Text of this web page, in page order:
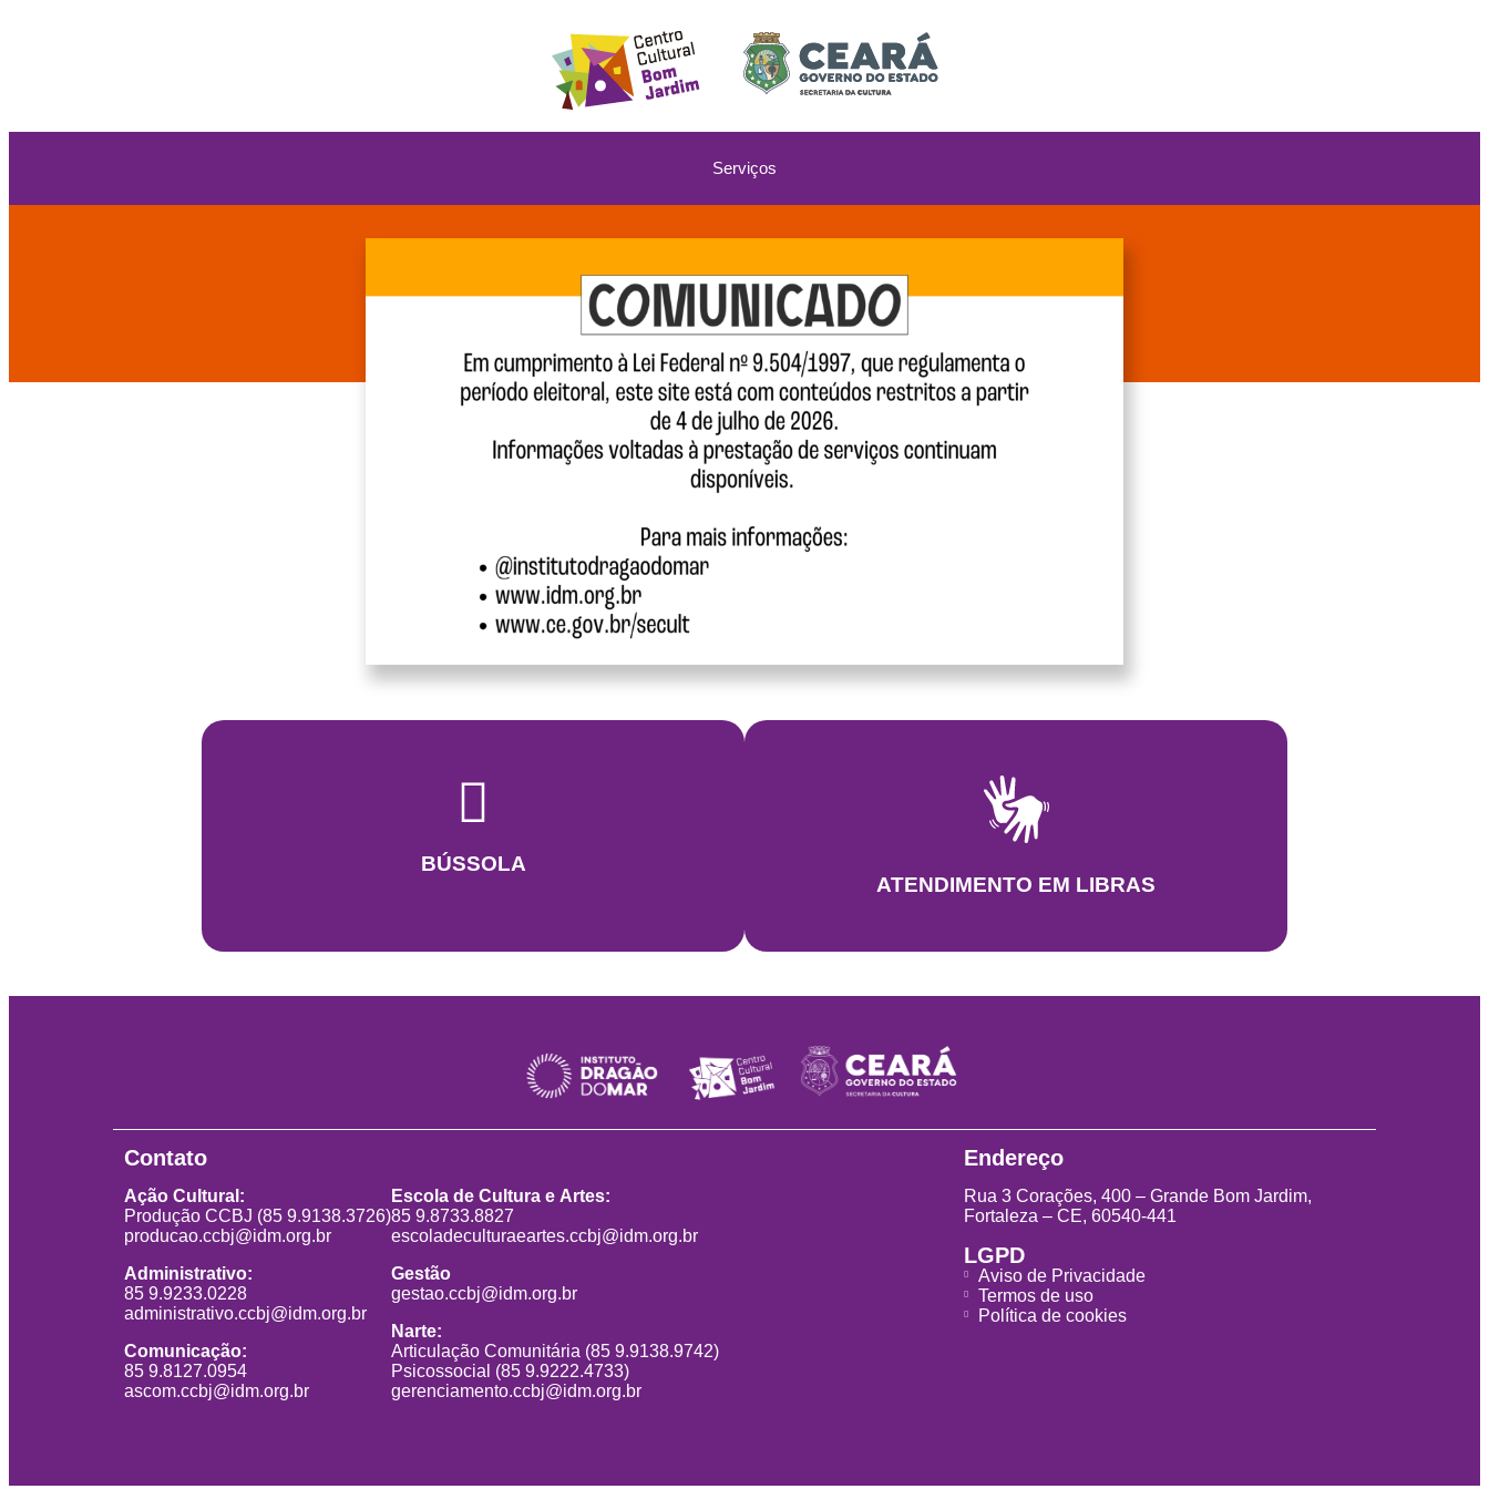
Serviços
BÚSSOLA
ATENDIMENTO EM LIBRAS
Contato
Ação Cultural:
Produção CCBJ (85 9.9138.3726)
producao.ccbj@idm.org.br
Administrativo:
85 9.9233.0228
administrativo.ccbj@idm.org.br
Comunicação:
85 9.8127.0954
ascom.ccbj@idm.org.br
Escola de Cultura e Artes:
85 9.8733.8827
escoladeculturaeartes.ccbj@idm.org.br
Gestão
gestao.ccbj@idm.org.br
Narte:
Articulação Comunitária (85 9.9138.9742)
Psicossocial (85 9.9222.4733)
gerenciamento.ccbj@idm.org.br
Endereço
Rua 3 Corações, 400 – Grande Bom Jardim,
Fortaleza – CE, 60540-441
LGPD
Aviso de Privacidade
Termos de uso
Política de cookies